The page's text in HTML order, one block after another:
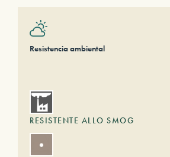
Resistencia ambiental
RESISTENTE ALLO SMOG